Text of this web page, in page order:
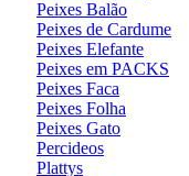
Peixes Balão
Peixes de Cardume
Peixes Elefante
Peixes em PACKS
Peixes Faca
Peixes Folha
Peixes Gato
Percideos
Plattys